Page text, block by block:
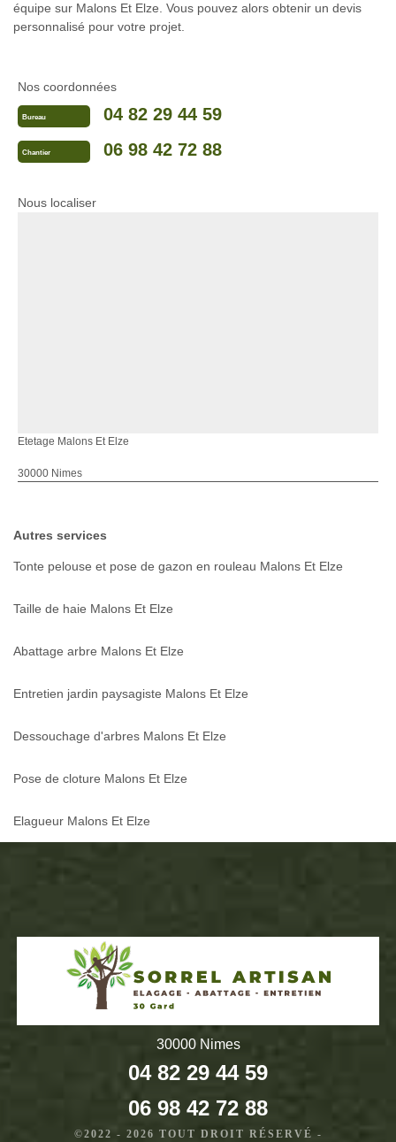
équipe sur Malons Et Elze. Vous pouvez alors obtenir un devis
personnalisé pour votre projet.
Nos coordonnées
Bureau 04 82 29 44 59
Chantier 06 98 42 72 88
Nous localiser
Etetage Malons Et Elze
30000 Nimes
Autres services
Tonte pelouse et pose de gazon en rouleau Malons Et Elze
Taille de haie Malons Et Elze
Abattage arbre Malons Et Elze
Entretien jardin paysagiste Malons Et Elze
Dessouchage d'arbres Malons Et Elze
Pose de cloture Malons Et Elze
Elagueur Malons Et Elze
30000 Nimes
04 82 29 44 59
06 98 42 72 88
©2022 - 2026 TOUT DROIT RÉSERVÉ -